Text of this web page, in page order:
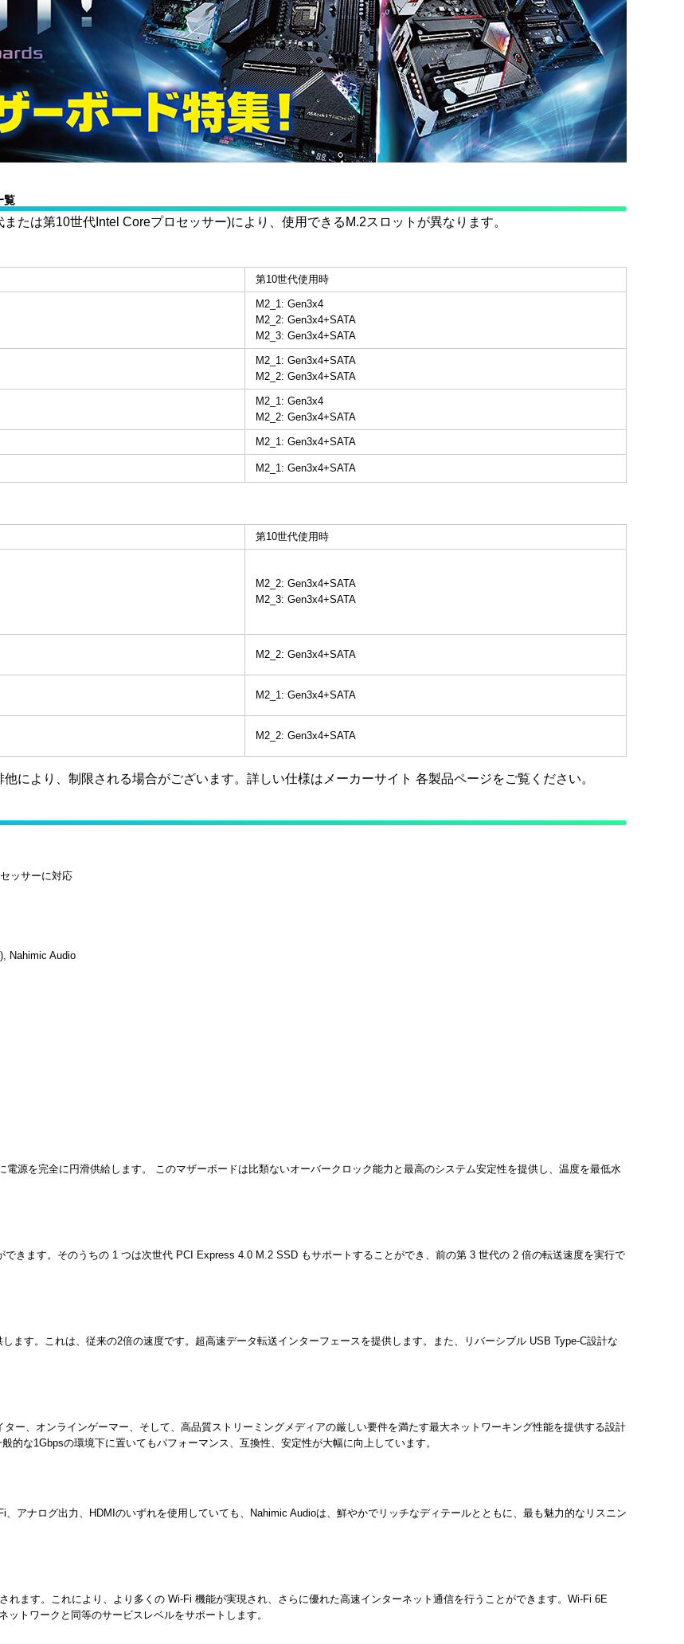
覧
たは第10世代Intel Coreプロセッサー)により、使用できるM.2スロットが異なります。
第10世代使用時
M2_1: Gen3x4
M2_2: Gen3x4+SATA
M2_3: Gen3x4+SATA
M2_1: Gen3x4+SATA
M2_2: Gen3x4+SATA
M2_1: Gen3x4
M2_2: Gen3x4+SATA
M2_1: Gen3x4+SATA
M2_1: Gen3x4+SATA
第10世代使用時
M2_2: Gen3x4+SATA
M2_3: Gen3x4+SATA
M2_2: Gen3x4+SATA
M2_1: Gen3x4+SATA
M2_2: Gen3x4+SATA
により、制限される場合がございます。詳しい仕様はメーカーサイト 各製品ページをご覧ください。
ッサーに対応
Nahimic Audio
源を完全に円滑供給します。 このマザーボードは比類ないオーバークロック能力と最高のシステム安定性を提供し、温度を最低水
きます。そのうちの 1 つは次世代 PCI Express 4.0 M.2 SSD もサポートすることができ、前の第 3 世代の 2 倍の転送速度を実行で
ます。これは、従来の2倍の速度です。超高速データ転送インターフェースを提供します。また、リバーシブル USB Type-C設計な
ー、オンラインゲーマー、そして、高品質ストリーミングメディアの厳しい要件を満たす最大ネットワーキング性能を提供する設計
な1Gbpsの環境下に置いてもパフォーマンス、互換性、安定性が大幅に向上しています。
アナログ出力、HDMIのいずれを使用していても、Nahimic Audioは、鮮やかでリッチなディテールとともに、最も魅力的なリスニン
ます。これにより、より多くの Wi-Fi 機能が実現され、さらに優れた高速インターネット通信を行うことができます。Wi-Fi 6E
トワークと同等のサービスレベルをサポートします。